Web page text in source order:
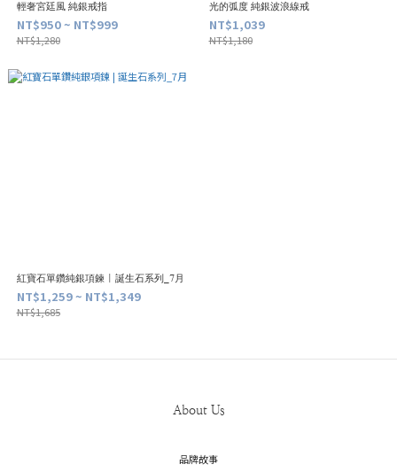
輕奢宮廷風 純銀戒指
NT$950 ~ NT$999
NT$1,280
光的弧度 純銀波浪線戒
NT$1,039
NT$1,180
紅寶石單鑽純銀項鍊 | 誕生石系列_7月
NT$1,259 ~ NT$1,349
NT$1,685
About Us
品牌故事